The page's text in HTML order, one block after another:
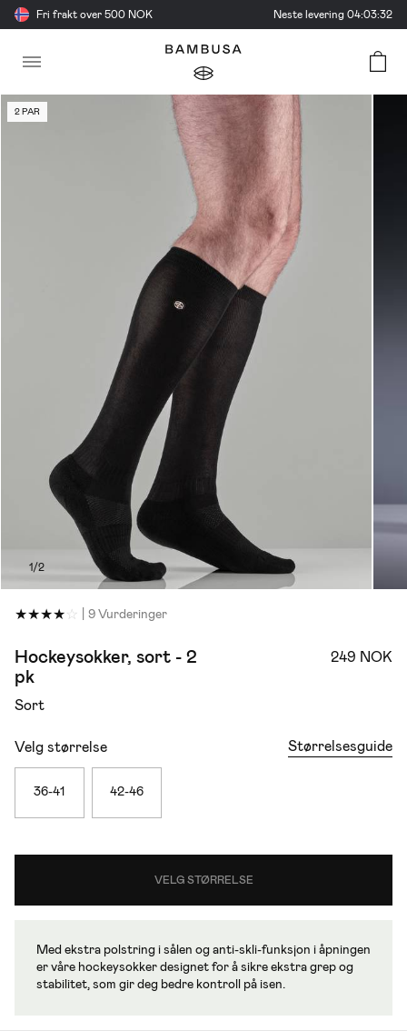
Fri frakt over 500 NOK Neste levering 04:03:32
2 PAR
1/2
★★★★☆ 9 Vurderinger
Hockeysokker, sort - 2
pk
249 NOK
Sort
Velg størrelse Størrelsesguide
36-41 42-46
VELG STØRRELSE
Med ekstra polstring i sålen og anti-skli-funksjon i åpningen
er våre hockeysokker designet for å sikre ekstra grep og
stabilitet, som gir deg bedre kontroll på isen.